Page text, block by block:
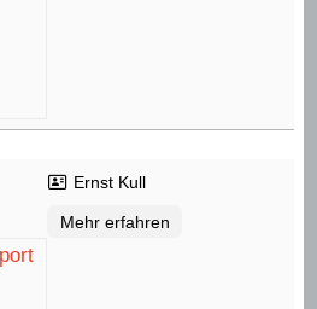
Ernst Kull
Mehr erfahren